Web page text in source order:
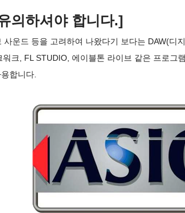
의하셔야 합니다.]
사운드 등을 고려하여 나왔다기 보다는 DAW(
크, FL STUDIO, 에이블톤 라이브 같은 프로그
합니다.